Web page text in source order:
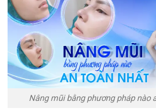
Nâng mũi bằng phương pháp nào